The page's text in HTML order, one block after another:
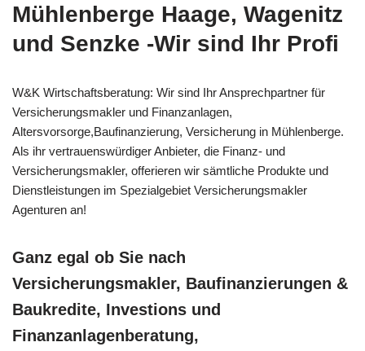
Mühlenberge Haage, Wagenitz
und Senzke -Wir sind Ihr Profi
W&K Wirtschaftsberatung: Wir sind Ihr Ansprechpartner für
Versicherungsmakler und Finanzanlagen,
Altersvorsorge,Baufinanzierung, Versicherung in Mühlenberge.
Als ihr vertrauenswürdiger Anbieter, die Finanz- und
Versicherungsmakler, offerieren wir sämtliche Produkte und
Dienstleistungen im Spezialgebiet Versicherungsmakler
Agenturen an!
Ganz egal ob Sie nach
Versicherungsmakler, Baufinanzierungen &
Baukredite, Investions und
Finanzanlagenberatung,